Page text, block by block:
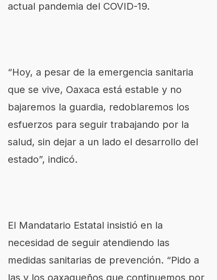
actual pandemia del COVID-19.
“Hoy, a pesar de la emergencia sanitaria
que se vive, Oaxaca está estable y no
bajaremos la guardia, redoblaremos los
esfuerzos para seguir trabajando por la
salud, sin dejar a un lado el desarrollo del
estado”, indicó.
El Mandatario Estatal insistió en la
necesidad de seguir atendiendo las
medidas sanitarias de prevención. “Pido a
las y los oaxaqueños que continuemos por